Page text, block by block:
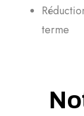
terme